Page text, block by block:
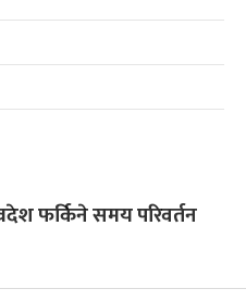
फर्किने समय परिवर्तन